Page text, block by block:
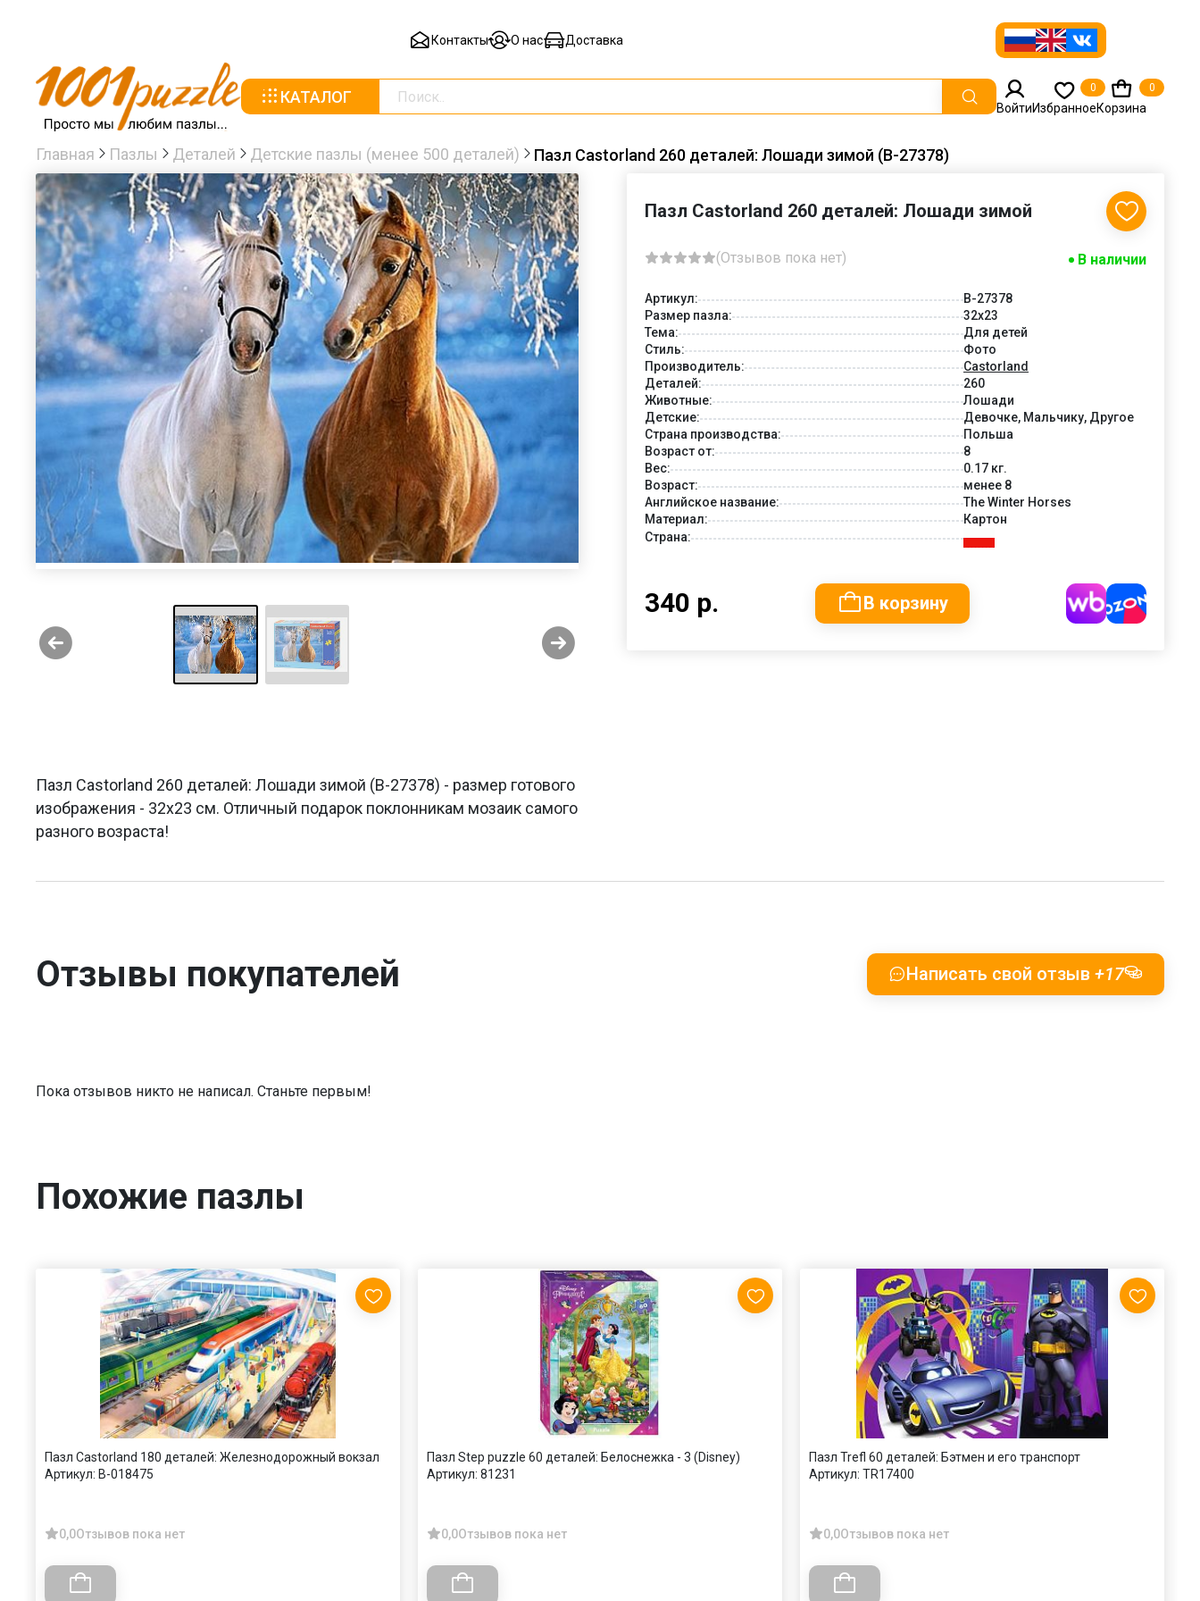
Контакты О нас Доставка
КАТАЛОГ
ВойтиИзбранное
0
Корзина
0
Главная Пазлы Деталей Детские пазлы (менее 500 деталей) Пазл Castorland 260 деталей: Лошади зимой (B-27378)
Пазл Castorland 260 деталей: Лошади зимой (B-27378) - размер готового
изображения - 32х23 см. Отличный подарок поклонникам мозаик самого
разного возраста!
Пазл Castorland 260 деталей: Лошади зимой
(Отзывов пока нет) В наличии
Артикул:
B-27378
Размер пазла:
32x23
Тема:
Для детей
Стиль:
Фото
Производитель:
Castorland
Деталей:
260
Животные:
Лошади
Детские:
Девочке, Мальчику, Другое
Страна производства:
Польша
Возраст от:
8
Вес:
0.17 кг.
Возраст:
менее 8
Английское название:
The Winter Horses
Материал:
Картон
Страна:
340 р. В корзину
Отзывы покупателей Написать свой отзыв +17
Пока отзывов никто не написал. Станьте первым!
Похожие пазлы
Пазл Castorland 180 деталей: Железнодорожный вокзал
Артикул: В-018475
0,0Отзывов пока нет
Пазл Step puzzle 60 деталей: Белоснежка - 3 (Disney)
Артикул: 81231
0,0Отзывов пока нет
Пазл Trefl 60 деталей: Бэтмен и его транспорт
Артикул: TR17400
0,0Отзывов пока нет